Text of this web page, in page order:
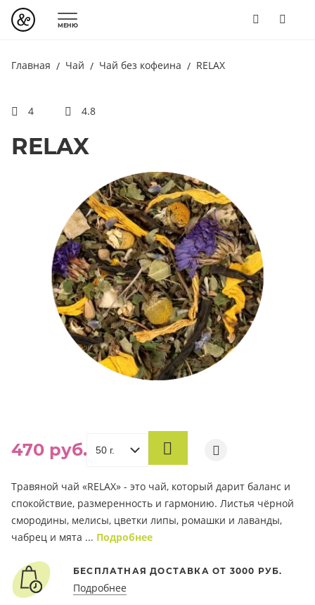
МЕНЮ
Главная Чай Чай без кофеина RELAX
4 4.8
RELAX
470 руб.
Травяной чай «RELAX» - это чай, который дарит баланс и
спокойствие, размеренность и гармонию. Листья чёрной
смородины, мелисы, цветки липы, ромашки и лаванды,
чабрец и мята ... Подробнее
БЕСПЛАТНАЯ ДОСТАВКА ОТ 3000 РУБ.
Подробнее